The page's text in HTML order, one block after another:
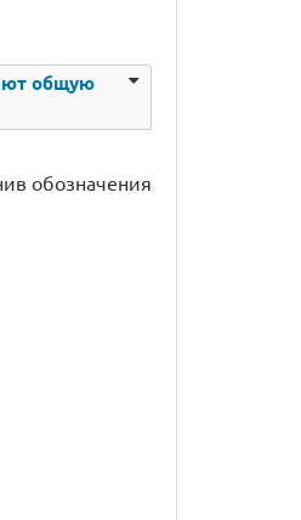
общую
обозначения